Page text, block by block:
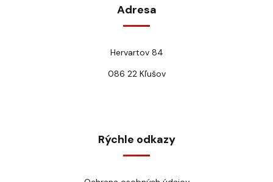
Adresa
Hervartov 84
086 22 Kľušov
Rýchle odkazy